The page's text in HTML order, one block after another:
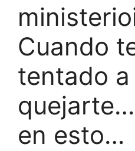
Cuando
tentado a
en esto…